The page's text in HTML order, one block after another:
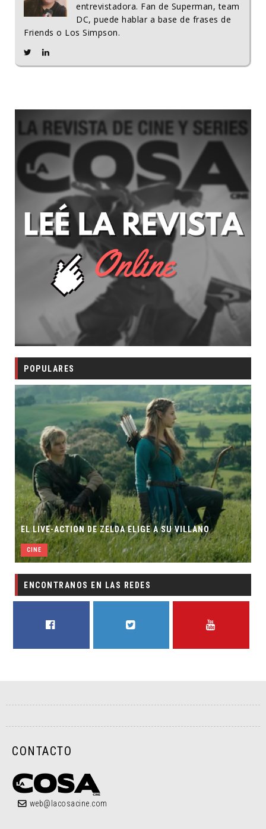
entrevistadora. Fan de Superman, team
DC, puede hablar a base de frases de
Friends o Los Simpson.
POPULARES
EL LIVE-ACTION DE ZELDA ELIGE A SU VILLANO
CINE
ENCONTRANOS EN LAS REDES
CONTACTO
web@lacosacine.com